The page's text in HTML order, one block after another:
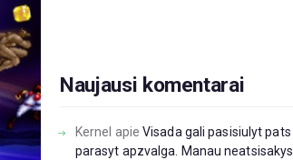
Naujausi komentarai
Kernel apieVisada gali pasisiulyt pats
parasyt apzvalga. Manau neatsisakys